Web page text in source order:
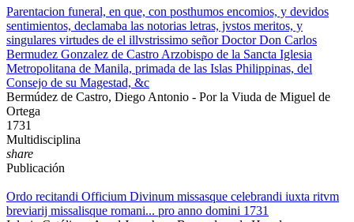
Parentacion funeral, en que, con posthumos encomios, y devidos
sentimientos, declamaba las notorias letras, jvstos meritos, y
singulares virtudes de el illvstrissimo señor Doctor Don Carlos
Bermudez Gonzalez de Castro Arzobispo de la Sancta Iglesia
Metropolitana de Manila, primada de las Islas Philippinas, del
Consejo de su Magestad, &c
Bermúdez de Castro, Diego Antonio - Por la Viuda de Miguel de
Ortega
1731
Multidisciplina
share
Publicación
Ordo recitandi Officium Divinum missasque celebrandi iuxta ritvm
breviarij missalisque romani... pro anno domini 1731